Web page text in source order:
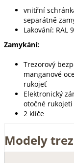
vnitřní
separátně
Lakování: RAL
Zamykání:
Trezorový
manganové
rukojeť
Elektronický
otočné rukojeti
2 klíče
Modely